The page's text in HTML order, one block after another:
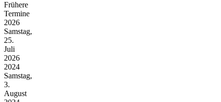
Frühere
Termine
2026
Samstag,
25.
Juli
2026
2024
Samstag,
3.
August